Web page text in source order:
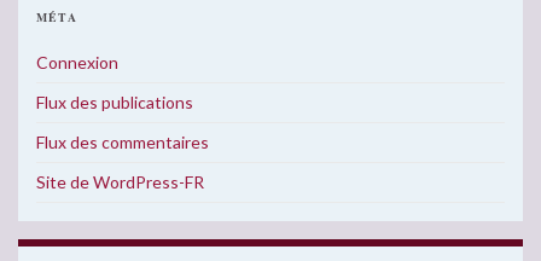
MÉTA
Connexion
Flux des publications
Flux des commentaires
Site de WordPress-FR